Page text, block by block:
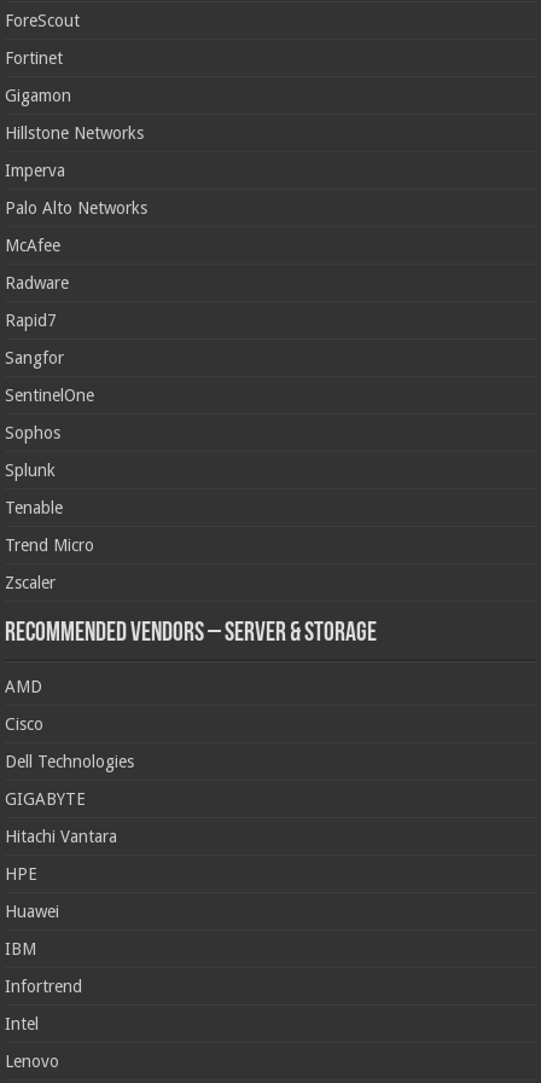
ForeScout
Fortinet
Gigamon
Hillstone Networks
Imperva
Palo Alto Networks
McAfee
Radware
Rapid7
Sangfor
SentinelOne
Sophos
Splunk
Tenable
Trend Micro
Zscaler
Recommended Vendors – Server & Storage
AMD
Cisco
Dell Technologies
GIGABYTE
Hitachi Vantara
HPE
Huawei
IBM
Infortrend
Intel
Lenovo